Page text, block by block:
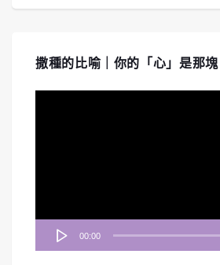
撒種的比喻｜你的「心」是那
00:00